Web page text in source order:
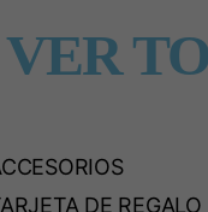
VER
DE REGALO